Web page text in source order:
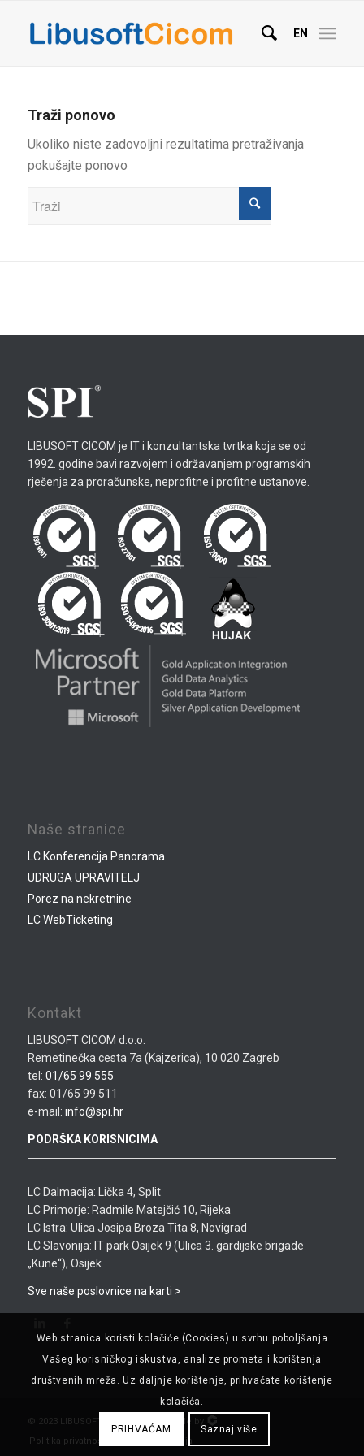
EN
Traži ponovo
Ukoliko niste zadovoljni rezultatima pretraživanja
pokušajte ponovo
LIBUSOFT CICOM je IT i konzultantska tvrtka koja se od
1992. godine bavi razvojem i održavanjem programskih
rješenja za proračunske, neprofitne i profitne ustanove.
Naše stranice
LC Konferencija Panorama
UDRUGA UPRAVITELJ
Porez na nekretnine
LC WebTicketing
Kontakt
LIBUSOFT CICOM d.o.o.
Remetinečka cesta 7a (Kajzerica), 10 020 Zagreb
tel: 01/65 99 555
fax: 01/65 99 511
e-mail: info@spi.hr
PODRŠKA KORISNICIMA
LC Dalmacija: Lička 4, Split
LC Primorje: Radmile Matejčić 10, Rijeka
LC Istra: Ulica Josipa Broza Tita 8, Novigrad
LC Slavonija: IT park Osijek 9 (Ulica 3. gardijske brigade
„Kune“), Osijek
Sve naše poslovnice na karti >
© 2023 LIBUSOFT CICOM d.o.o. . Made by
Politika privatnosti
Uvjeti korištenja
Web stranica koristi kolačiće (Cookies) u svrhu poboljšanja
Vašeg korisničkog iskustva, analize prometa i korištenja
društvenih mreža. Uz daljnje korištenje, prihvaćate korištenje
kolačića.
PRIHVAĆAM Saznaj više